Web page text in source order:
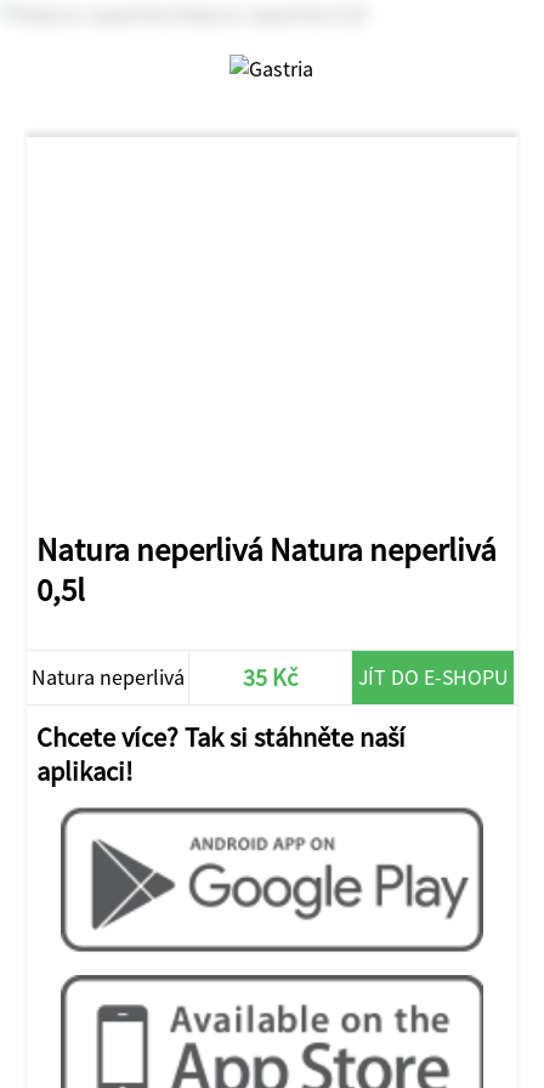
Natura neperlivá Natura neperlivá
0,5l
Natura neperlivá 35 Kč JÍT DO E-SHOPU
Chcete více? Tak si stáhněte naší
aplikaci!